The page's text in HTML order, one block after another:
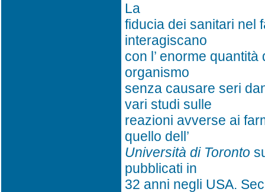
La
fiducia dei sanitari nel
interagiscano
con l’ enorme quantità
organismo
senza causare seri
vari studi sulle
reazioni avverse ai
quello dell’
Università di Toronto
pubblicati in
32 anni negli USA.